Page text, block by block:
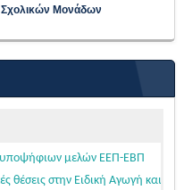
Μονάδων
υποψήφιων μελών ΕΕΠ-ΕΒΠ
θέσεις στην Ειδική Αγωγή και